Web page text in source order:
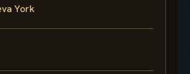
York